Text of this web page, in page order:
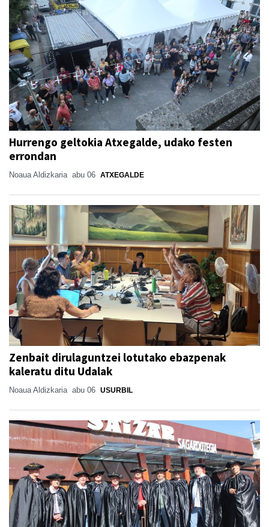
Hurrengo geltokia Atxegalde, udako festen
errondan
Noaua Aldizkaria abu 06 ATXEGALDE
Zenbait dirulaguntzei lotutako ebazpenak
kaleratu ditu Udalak
Noaua Aldizkaria abu 06 USURBIL